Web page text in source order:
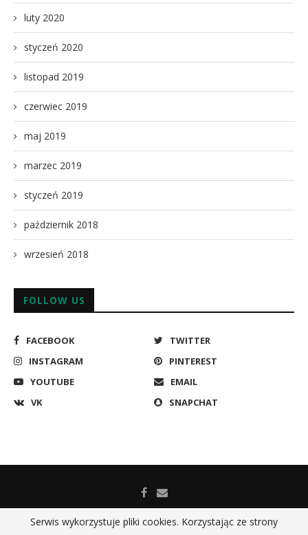
luty 2020
styczeń 2020
listopad 2019
czerwiec 2019
maj 2019
marzec 2019
styczeń 2019
październik 2018
wrzesień 2018
FOLLOW US
FACEBOOK
TWITTER
INSTAGRAM
PINTEREST
YOUTUBE
EMAIL
VK
SNAPCHAT
Serwis wykorzystuje pliki cookies. Korzystając ze strony